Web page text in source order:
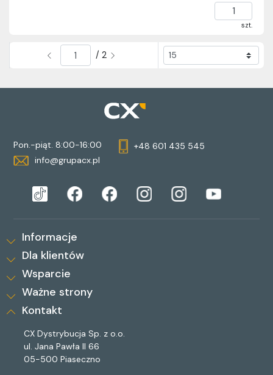
szt.
/ 2
Pon.-piąt. 8:00-16:00
+48 601 435 545
info@grupacx.pl
Informacje
Dla klientów
Wsparcie
Ważne strony
Kontakt
CX Dystrybucja Sp. z o.o.
ul. Jana Pawła II 66
05-500 Piaseczno